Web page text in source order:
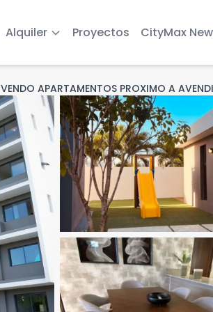
Alquiler Proyectos CityMax
VENDO APARTAMENTOS PROXIMO A